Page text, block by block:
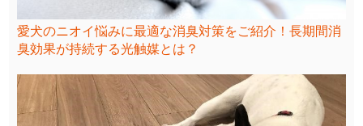
愛犬のニオイ悩みに最適な消臭対策をご紹介！長期間消
臭効果が持続する光触媒とは？